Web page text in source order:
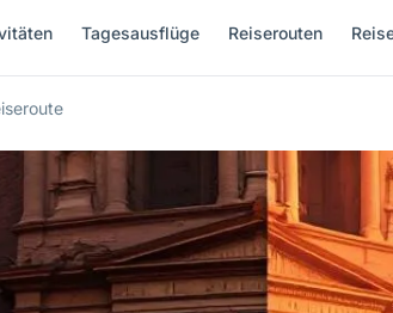
Tagesausflüge Reiserouten